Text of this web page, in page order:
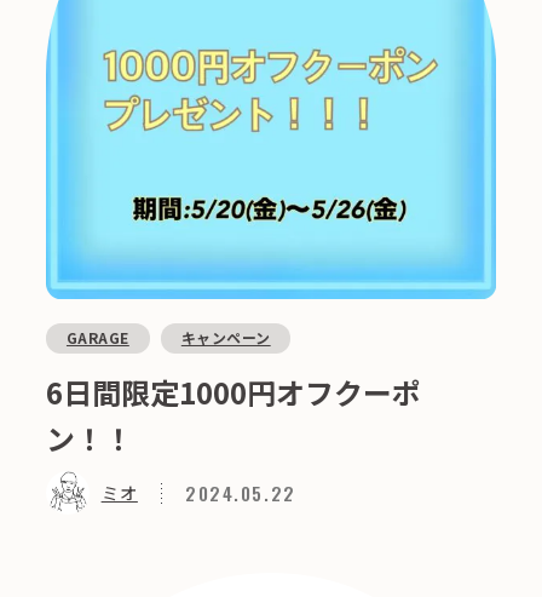
GARAGE キャンペーン
6日間限定1000円オフクーポ
ン！！
ミオ 2024.05.22